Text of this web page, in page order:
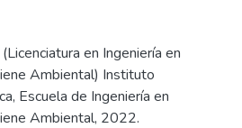
en Ingeniería en
Ambiental) Instituto
Escuela de Ingeniería en
Ambiental, 2022.